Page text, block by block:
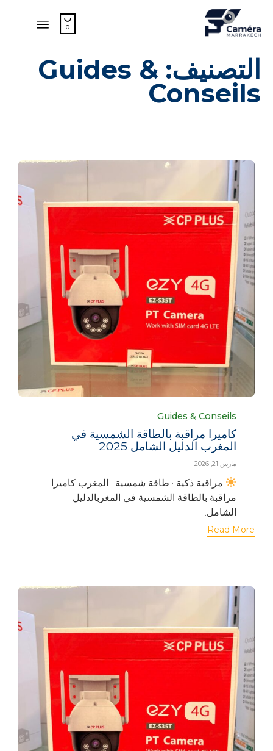

0
التصنيف: Guides &
Conseils
Category
Guides & Conseils
كاميرا مراقبة بالطاقة الشمسية في
المغرب الدليل الشامل 2025
مارس 21, 2026
مراقبة ذكية · طاقة شمسية · المغرب كاميرا
مراقبة بالطاقة الشمسية في المغربالدليل
الشامل...
Read More